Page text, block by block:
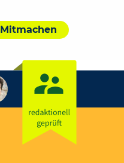
Mitmachen